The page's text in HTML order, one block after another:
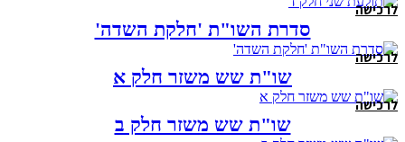
לרכישה
סדרת השו"ת 'חלקת השדה'
לרכישה
שו"ת שש משזר חלק א
לרכישה
שו"ת שש משזר חלק ב